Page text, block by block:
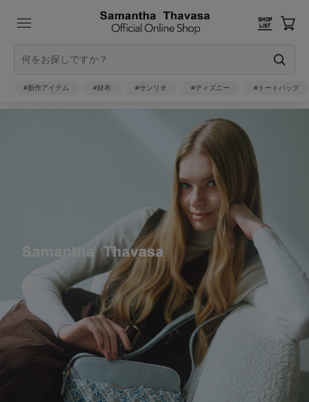
#新作アイテム #財布 #サンリオ #ディズニー #トートバッグ